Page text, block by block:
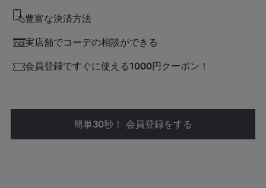
豊富な決済方法
実店舗でコーデの相談ができる
会員登録ですぐに使える1000円クーポン！
簡単30秒！ 会員登録をする